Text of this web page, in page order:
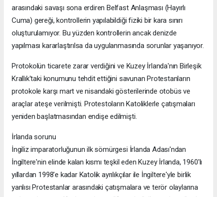
arasındaki savaşı sona erdiren Belfast Anlaşması (Hayırlı
Cuma) gereği, kontrollerin yapılabildiği fiziki bir kara sınırı
oluşturulamıyor. Bu yüzden kontrollerin ancak denizde
yapılması kararlaştırılsa da uygulanmasında sorunlar yaşanıyor.
Protokolün ticarete zarar verdiğini ve Kuzey İrlanda'nın Birleşik
Krallık'taki konumunu tehdit ettiğini savunan Protestanların
protokole karşı mart ve nisandaki gösterilerinde otobüs ve
araçlar ateşe verilmişti. Protestoların Katoliklerle çatışmaları
yeniden başlatmasından endişe edilmişti.
İrlanda sorunu
İngiliz imparatorluğunun ilk sömürgesi İrlanda Adası'ndan
İngiltere'nin elinde kalan kısmı teşkil eden Kuzey İrlanda, 1960'lı
yıllardan 1998'e kadar Katolik ayrılıkçılar ile İngiltere'yle birlik
yanlısı Protestanlar arasındaki çatışmalara ve terör olaylarına